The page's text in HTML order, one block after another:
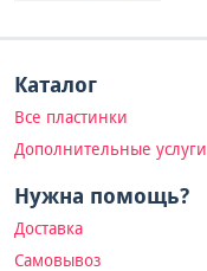
Каталог
Все пластинки
Дополнительные услуги
Нужна помощь?
Доставка
Самовывоз